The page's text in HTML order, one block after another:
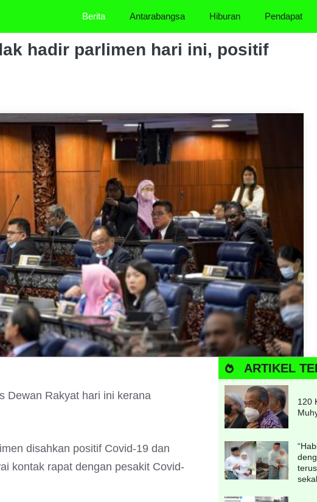
Berita Antarabangsa Hiburan Pendapat
hadir parlimen hari ini, positif
Dewan Rakyat hari ini kerana
disahkan positif Covid-19 dan
kontak rapat dengan pesakit Covid-
ARTIKEL
120